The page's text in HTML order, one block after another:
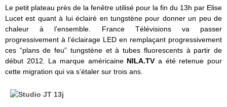
Le petit plateau près de la fenêtre utilisé pour la fin du 13h par Elise
Lucet est quant à lui éclairé en tungstène pour donner un peu de
chaleur à l’ensemble. France Télévisions va passer
progressivement à l’éclairage LED en remplaçant progressivement
ces “plans de feu” tungstène et à tubes fluorescents à partir de
début 2012. La marque américaine NILA.TVa été retenue pour
cette migration qui va s’étaler sur trois ans.